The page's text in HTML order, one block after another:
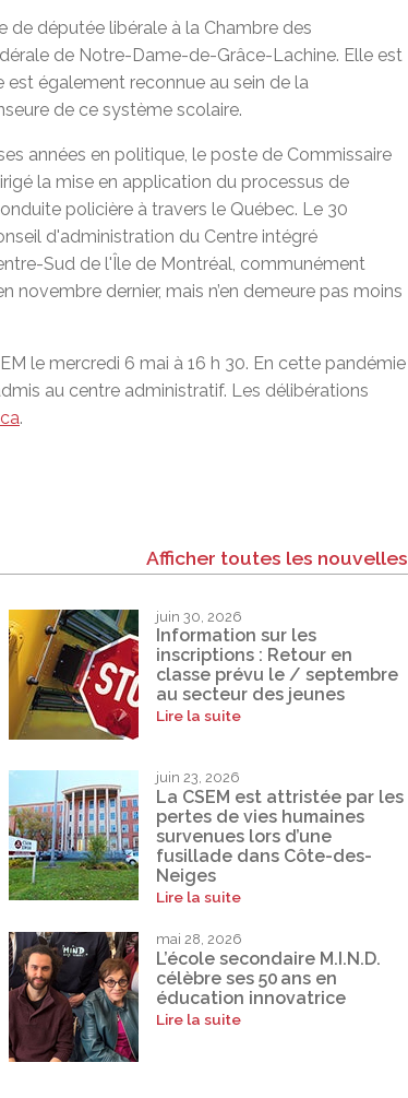
de députée libérale à la Chambre des
de Notre-Dame-de-Grâce-Lachine. Elle est
également reconnue au sein de la
de ce système scolaire.
années en politique, le poste de Commissaire
la mise en application du processus de
policière à travers le Québec. Le 30
d'administration du Centre intégré
Sud de l'Île de Montréal, communément
novembre dernier, mais n’en demeure pas moins
le mercredi 6 mai à 16 h 30. En cette pandémie
au centre administratif. Les délibérations
.
Afficher toutes les nouvelles
juin 30, 2026
Information sur les
inscriptions : Retour en
classe prévu le / septembre
au secteur des jeunes
Lire la suite
juin 23, 2026
La CSEM est attristée par les
pertes de vies humaines
survenues lors d’une
fusillade dans Côte-des-
Neiges
Lire la suite
mai 28, 2026
L’école secondaire M.I.N.D.
célèbre ses 50 ans en
éducation innovatrice
Lire la suite